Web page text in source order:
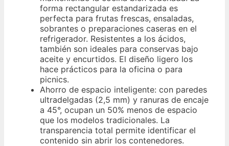
forma rectangular estandarizada es
perfecta para frutas frescas, ensaladas,
sobrantes o preparaciones caseras en el
refrigerador. Resistentes a los ácidos,
también son ideales para conservas bajo
aceite y encurtidos. El diseño ligero los
hace prácticos para la oficina o para
picnics.
Ahorro de espacio inteligente: con paredes
ultradelgadas (2,5 mm) y ranuras de encaje
a 45°, ocupan un 50% menos de espacio
que los modelos tradicionales. La
transparencia total permite identificar el
contenido sin abrir los contenedores.